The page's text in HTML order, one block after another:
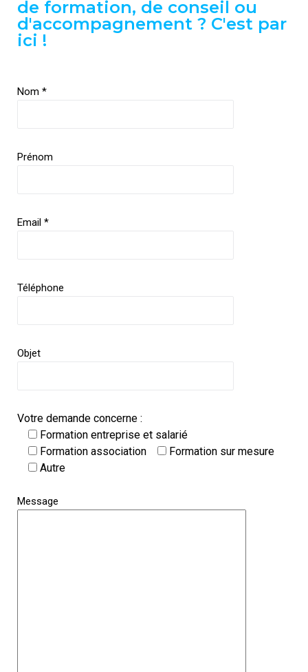
de formation, de conseil ou
d'accompagnement ? C'est par
ici !
Nom *
Prénom
Email *
Téléphone
Objet
Votre demande concerne :
Formation entreprise et salarié
Formation association
Formation sur mesure
Autre
Message